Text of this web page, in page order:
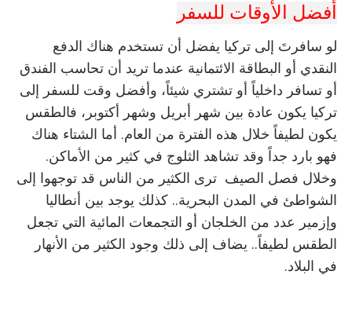
أفضل الأوقات للسفر
لو سافرتَ إلى تركيا يفضل أن تستخدم هناك الدفع
النقدي أو البطاقة الائتمانية عندما تريد أن تحاسب الفندق
أو تسافر داخلياً أو تشتري شيئاً، وأفضل وقت للسفر إلى
تركيا يكون عادة بين شهر أبريل وشهر أكتوبر، فالطقس
يكون لطيفاً خلال هذه الفترة من العام. أما الشتاء هناك
فهو بارد جداً وقد تشاهد الثلوج في كثير من الأماكن.
وخلال فصل الصيف ترى الكثير من الناس قد توجهوا إلى
الشواطئ في المدن البحرية.. كذلك يوجد بين أنطاليا
وإزمير عدد من الخلجان أو التجمعات المائية التي تجعل
الطقس لطيفاً.. يضاف إلى ذلك وجود الكثير من الأنهار
في البلاد.